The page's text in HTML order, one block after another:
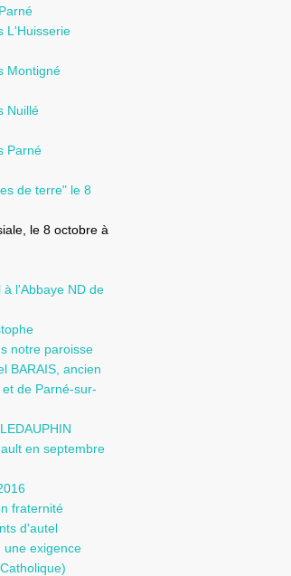
L'Huisserie
Montigné
Nuillé
Parné
de terre" le 8
le 8 octobre à
à l'Abbaye ND de
notre paroisse
BARAIS, ancien
de Parné-sur-
en septembre
fraternité
d'autel
une exigence